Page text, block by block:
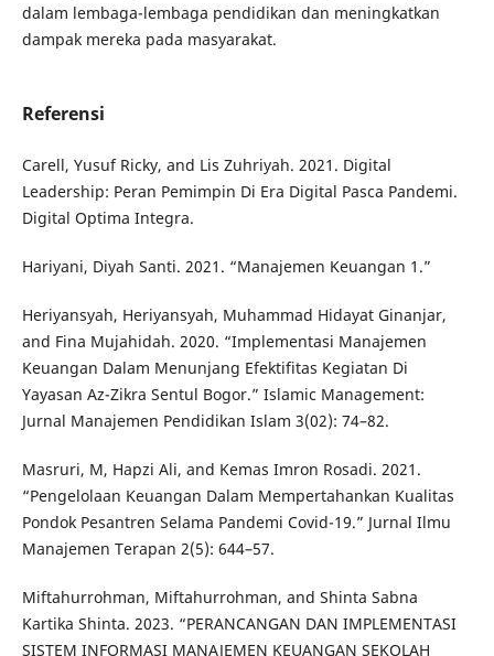
dalam lembaga-lembaga pendidikan dan meningkatkan
dampak mereka pada masyarakat.
Referensi
Carell, Yusuf Ricky, and Lis Zuhriyah. 2021. Digital
Leadership: Peran Pemimpin Di Era Digital Pasca Pandemi.
Digital Optima Integra.
Hariyani, Diyah Santi. 2021. “Manajemen Keuangan 1.”
Heriyansyah, Heriyansyah, Muhammad Hidayat Ginanjar,
and Fina Mujahidah. 2020. “Implementasi Manajemen
Keuangan Dalam Menunjang Efektifitas Kegiatan Di
Yayasan Az-Zikra Sentul Bogor.” Islamic Management:
Jurnal Manajemen Pendidikan Islam 3(02): 74–82.
Masruri, M, Hapzi Ali, and Kemas Imron Rosadi. 2021.
“Pengelolaan Keuangan Dalam Mempertahankan Kualitas
Pondok Pesantren Selama Pandemi Covid-19.” Jurnal Ilmu
Manajemen Terapan 2(5): 644–57.
Miftahurrohman, Miftahurrohman, and Shinta Sabna
Kartika Shinta. 2023. “PERANCANGAN DAN IMPLEMENTASI
SISTEM INFORMASI MANAJEMEN KEUANGAN SEKOLAH